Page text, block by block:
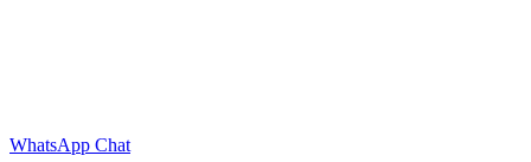
WhatsApp Chat